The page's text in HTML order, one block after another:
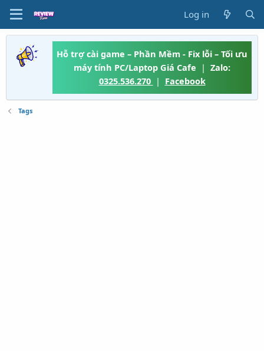
Log in
Hỗ trợ cài game – Phần Mềm - Fix lỗi – Tối ưu
máy tính PC/Laptop Giá Cafe | Zalo:
0325.536.270 | Facebook
Tags